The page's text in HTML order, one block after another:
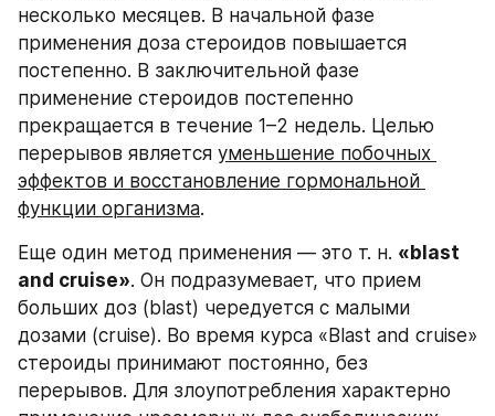
несколько месяцев. В начальной фазе
применения доза стероидов повышается
постепенно. В заключительной фазе
применение стероидов постепенно
прекращается в течение 1–2 недель. Целью
перерывов является уменьшение побочных
эффектов и восстановление гормональной
функции организма.
Еще один метод применения — это т. н. «blast
and cruise». Он подразумевает, что прием
больших доз (blast) чередуется с малыми
дозами (cruise). Во время курса «Blast and cruise»
стероиды принимают постоянно, без
перерывов. Для злоупотребления характерно